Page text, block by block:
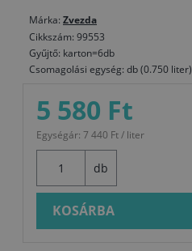
Márka: Zvezda
Cikkszám: 99553
Gyűjtő: karton=6db
Csomagolási egység: db (0.750 liter)
5 580 Ft
Egységár: 7 440 Ft / liter
db
KOSÁRBA